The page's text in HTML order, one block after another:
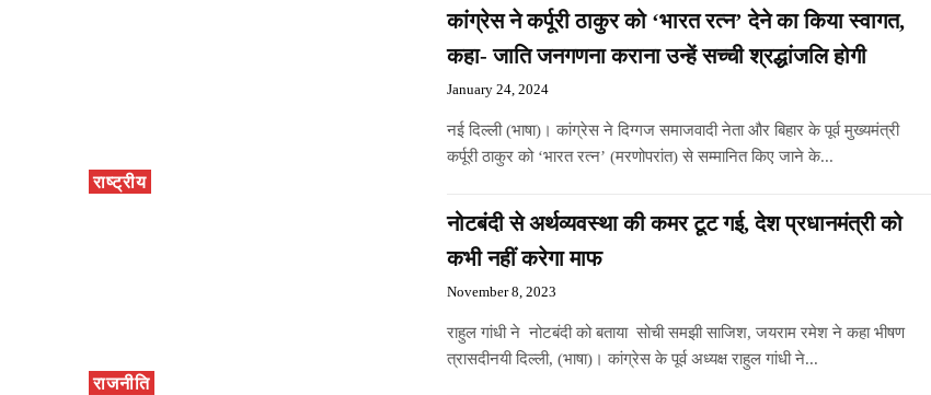
राष्ट्रीय
कांग्रेस ने कर्पूरी ठाकुर को ‘भारत रत्न’ देने का किया स्वागत,
कहा- जाति जनगणना कराना उन्हें सच्ची श्रद्धांजलि होगी
January 24, 2024
नई दिल्ली (भाषा)। कांग्रेस ने दिग्गज समाजवादी नेता और बिहार के पूर्व मुख्यमंत्री
कर्पूरी ठाकुर को ‘भारत रत्न’ (मरणोपरांत) से सम्मानित किए जाने के...
राजनीति
नोटबंदी से अर्थव्यवस्था की कमर टूट गई, देश प्रधानमंत्री को
कभी नहीं करेगा माफ
November 8, 2023
राहुल गांधी ने नोटबंदी को बताया सोची समझी साजिश, जयराम रमेश ने कहा भीषण
त्रासदीनयी दिल्ली, (भाषा)। कांग्रेस के पूर्व अध्यक्ष राहुल गांधी ने...